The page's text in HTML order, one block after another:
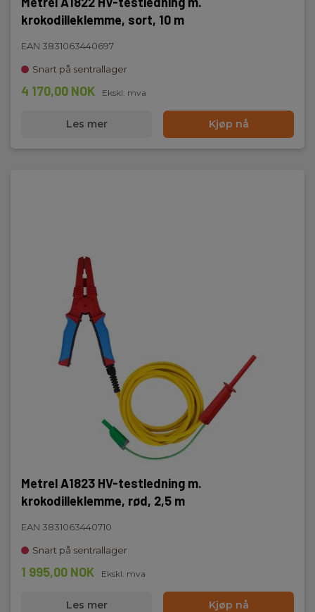
krokodilleklemme, sort, 10 m
EAN 3831063440697
Snart på sentrallager
4 170,00 NOK Ekskl. mva
Les mer Kjøp nå
Metrel A1823 HV-testledning m.
krokodilleklemme, rød, 2,5 m
EAN 3831063440710
Snart på sentrallager
1 995,00 NOK Ekskl. mva
Les mer Kjøp nå